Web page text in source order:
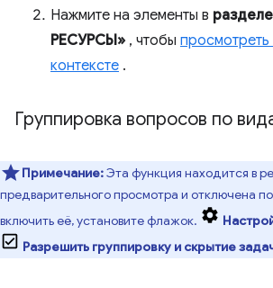
Нажмите на элементы в
РЕСУРСЫ» , чтобы
контексте .
Группировка вопросов по
Примечание:Эта функция находится в
предварительного просмотра и отключена
включить её, установите флажок.
Разрешить группировку и скрытие